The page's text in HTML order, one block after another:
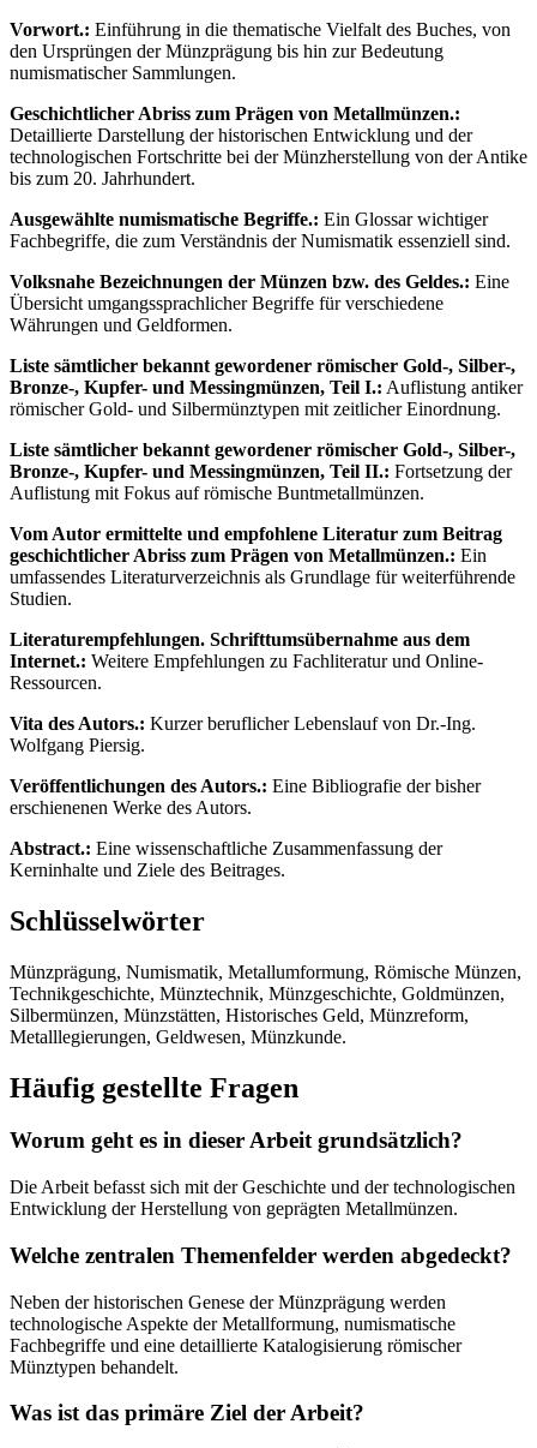
Vorwort.: Einführung in die thematische Vielfalt des Buches, von
den Ursprüngen der Münzprägung bis hin zur Bedeutung
numismatischer Sammlungen.
Geschichtlicher Abriss zum Prägen von Metallmünzen.:
Detaillierte Darstellung der historischen Entwicklung und der
technologischen Fortschritte bei der Münzherstellung von der Antike
bis zum 20. Jahrhundert.
Ausgewählte numismatische Begriffe.: Ein Glossar wichtiger
Fachbegriffe, die zum Verständnis der Numismatik essenziell sind.
Volksnahe Bezeichnungen der Münzen bzw. des Geldes.: Eine
Übersicht umgangssprachlicher Begriffe für verschiedene
Währungen und Geldformen.
Liste sämtlicher bekannt gewordener römischer Gold-, Silber-,
Bronze-, Kupfer- und Messingmünzen, Teil I.: Auflistung antiker
römischer Gold- und Silbermünztypen mit zeitlicher Einordnung.
Liste sämtlicher bekannt gewordener römischer Gold-, Silber-,
Bronze-, Kupfer- und Messingmünzen, Teil II.: Fortsetzung der
Auflistung mit Fokus auf römische Buntmetallmünzen.
Vom Autor ermittelte und empfohlene Literatur zum Beitrag
geschichtlicher Abriss zum Prägen von Metallmünzen.: Ein
umfassendes Literaturverzeichnis als Grundlage für weiterführende
Studien.
Literaturempfehlungen. Schrifttumsübernahme aus dem
Internet.: Weitere Empfehlungen zu Fachliteratur und Online-
Ressourcen.
Vita des Autors.: Kurzer beruflicher Lebenslauf von Dr.-Ing.
Wolfgang Piersig.
Veröffentlichungen des Autors.: Eine Bibliografie der bisher
erschienenen Werke des Autors.
Abstract.: Eine wissenschaftliche Zusammenfassung der
Kerninhalte und Ziele des Beitrages.
Schlüsselwörter
Münzprägung, Numismatik, Metallumformung, Römische Münzen,
Technikgeschichte, Münztechnik, Münzgeschichte, Goldmünzen,
Silbermünzen, Münzstätten, Historisches Geld, Münzreform,
Metalllegierungen, Geldwesen, Münzkunde.
Häufig gestellte Fragen
Worum geht es in dieser Arbeit grundsätzlich?
Die Arbeit befasst sich mit der Geschichte und der technologischen
Entwicklung der Herstellung von geprägten Metallmünzen.
Welche zentralen Themenfelder werden abgedeckt?
Neben der historischen Genese der Münzprägung werden
technologische Aspekte der Metallformung, numismatische
Fachbegriffe und eine detaillierte Katalogisierung römischer
Münztypen behandelt.
Was ist das primäre Ziel der Arbeit?